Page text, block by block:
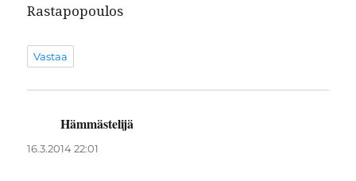
Rastapopou­los
Vastaa
Hämmästelijä
16.3.2014 22:01